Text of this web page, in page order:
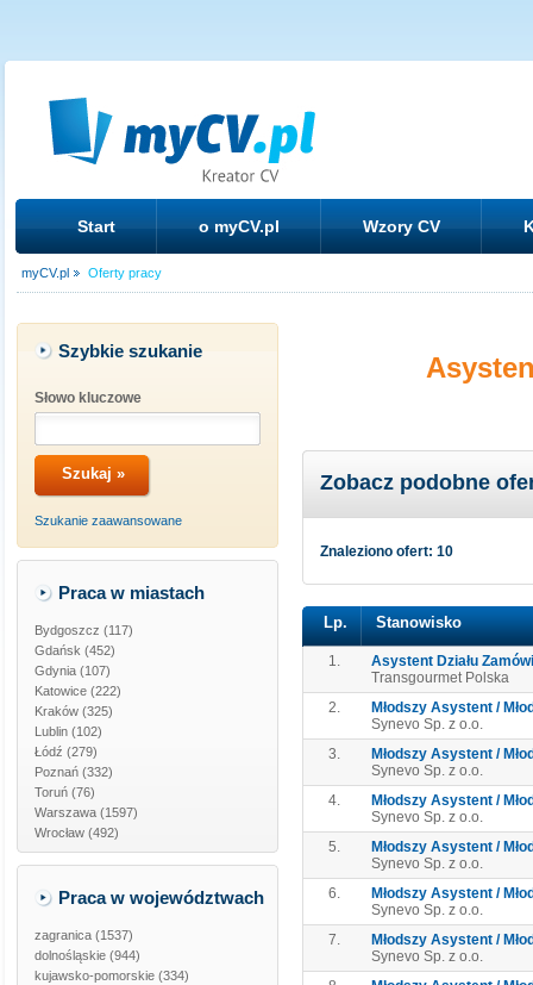
Start o myCV.pl Wzory CV
myCV.pl Oferty pracy
Szybkie szukanie
Słowo kluczowe
Szukanie zaawansowane
Praca w miastach
Bydgoszcz (117)
Gdańsk (452)
Gdynia (107)
Katowice (222)
Kraków (325)
Lublin (102)
Łódź (279)
Poznań (332)
Toruń (76)
Warszawa (1597)
Wrocław (492)
Praca w województwach
zagranica (1537)
dolnośląskie (944)
kujawsko-pomorskie (334)
Zobacz podobne
Znaleziono ofert: 10
Lp. Stanowisko
1.
Asystent Działu
Transgourmet Polska
2.
Młodszy Asystent /
Synevo Sp. z o.o.
3.
Młodszy Asystent /
Synevo Sp. z o.o.
4.
Młodszy Asystent /
Synevo Sp. z o.o.
5.
Młodszy Asystent /
Synevo Sp. z o.o.
6.
Młodszy Asystent /
Synevo Sp. z o.o.
7.
Młodszy Asystent /
Synevo Sp. z o.o.